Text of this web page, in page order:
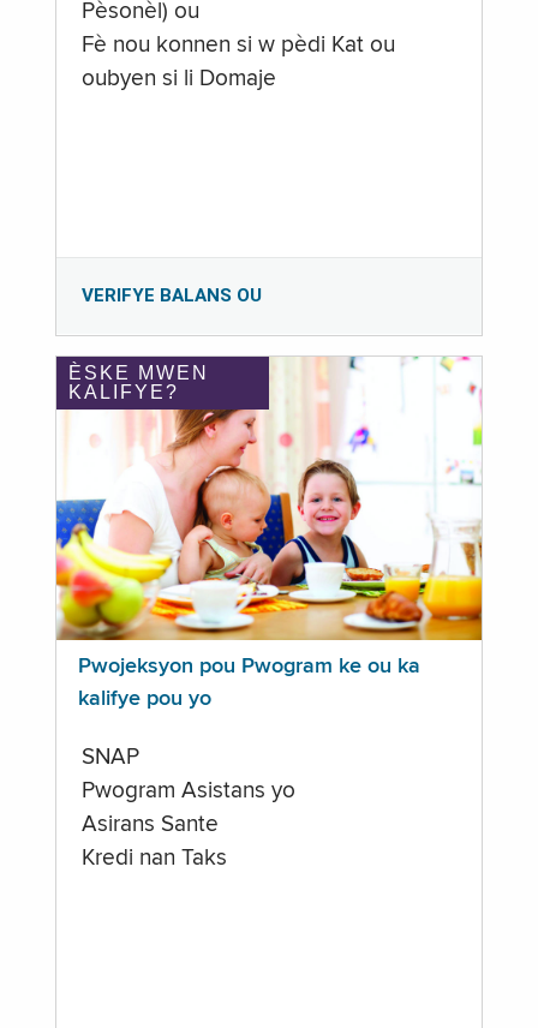
Pèsonèl) ou
Fè nou konnen si w pèdi Kat ou
oubyen si li Domaje
VERIFYE BALANS OU
ÈSKE MWEN
KALIFYE?
Pwojeksyon pou Pwogram ke ou ka
kalifye pou yo
SNAP
Pwogram Asistans yo
Asirans Sante
Kredi nan Taks